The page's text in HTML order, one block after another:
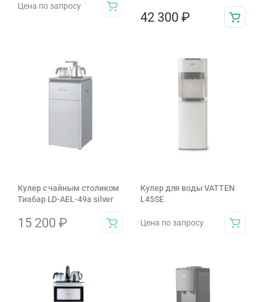
Цена по запросу
42 300 ₽
Кулер с чайным столиком
Тиабар LD-AEL-49a silver
15 200 ₽
Кулер для воды VATTEN
L45SE
Цена по запросу